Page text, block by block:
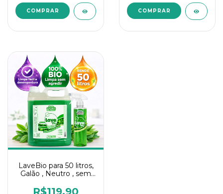
LaveBio para 50 litros,
Galão , Neutro , sem